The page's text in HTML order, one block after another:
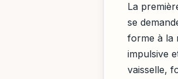
La
se
forme à la
impulsive
vaisselle,